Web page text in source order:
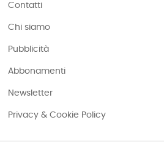
Contatti
Chi siamo
Pubblicità
Abbonamenti
Newsletter
Privacy & Cookie Policy